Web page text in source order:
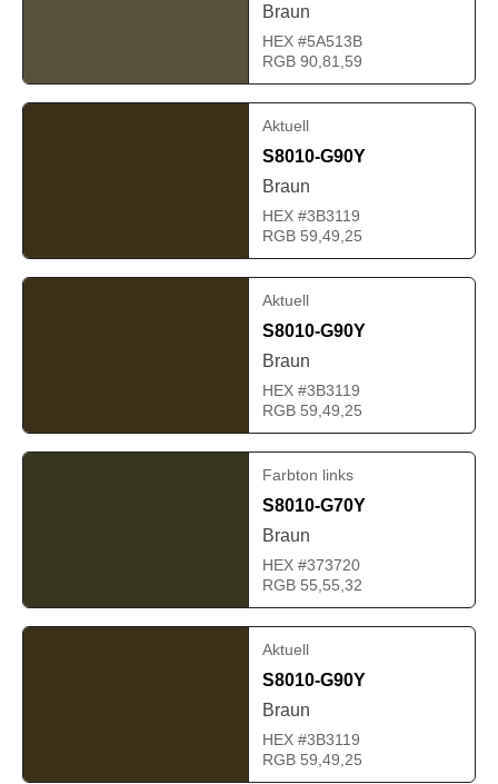
Braun
HEX #5A513B
RGB 90,81,59
Aktuell
S8010-G90Y
Braun
HEX #3B3119
RGB 59,49,25
Aktuell
S8010-G90Y
Braun
HEX #3B3119
RGB 59,49,25
Farbton links
S8010-G70Y
Braun
HEX #373720
RGB 55,55,32
Aktuell
S8010-G90Y
Braun
HEX #3B3119
RGB 59,49,25